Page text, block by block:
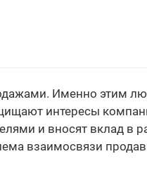
Именно этим
интересы
и вносят вклад в
взаимосвязи